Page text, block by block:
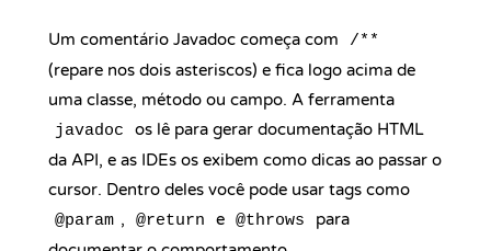
Um comentário Javadoc começa com /**
(repare nos dois asteriscos) e fica logo acima de
uma classe, método ou campo. A ferramenta
javadoc
os lê para gerar documentação HTML
da API, e as IDEs os exibem como dicas ao passar o
cursor. Dentro deles você pode usar tags como
@param , @return e @throws
para